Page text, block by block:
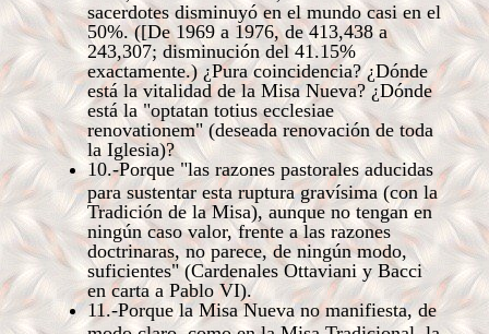
sacerdotes disminuyó en el mundo casi en el
50%. ([De 1969 a 1976, de 413,438 a
243,307; disminución del 41.15%
exactamente.) ¿Pura coincidencia? ¿Dónde
está la vitalidad de la Misa Nueva? ¿Dónde
está la "optatan totius ecclesiae
renovationem" (deseada renovación de toda
la Iglesia)?
10.-Porque "las razones pastorales aducidas
para sustentar esta ruptura gravísima (con la
Tradición de la Misa), aunque no tengan en
ningún caso valor, frente a las razones
doctrinaras, no parece, de ningún modo,
suficientes" (Cardenales Ottaviani y Bacci
en carta a Pablo VI).
11.-Porque la Misa Nueva no manifiesta, de